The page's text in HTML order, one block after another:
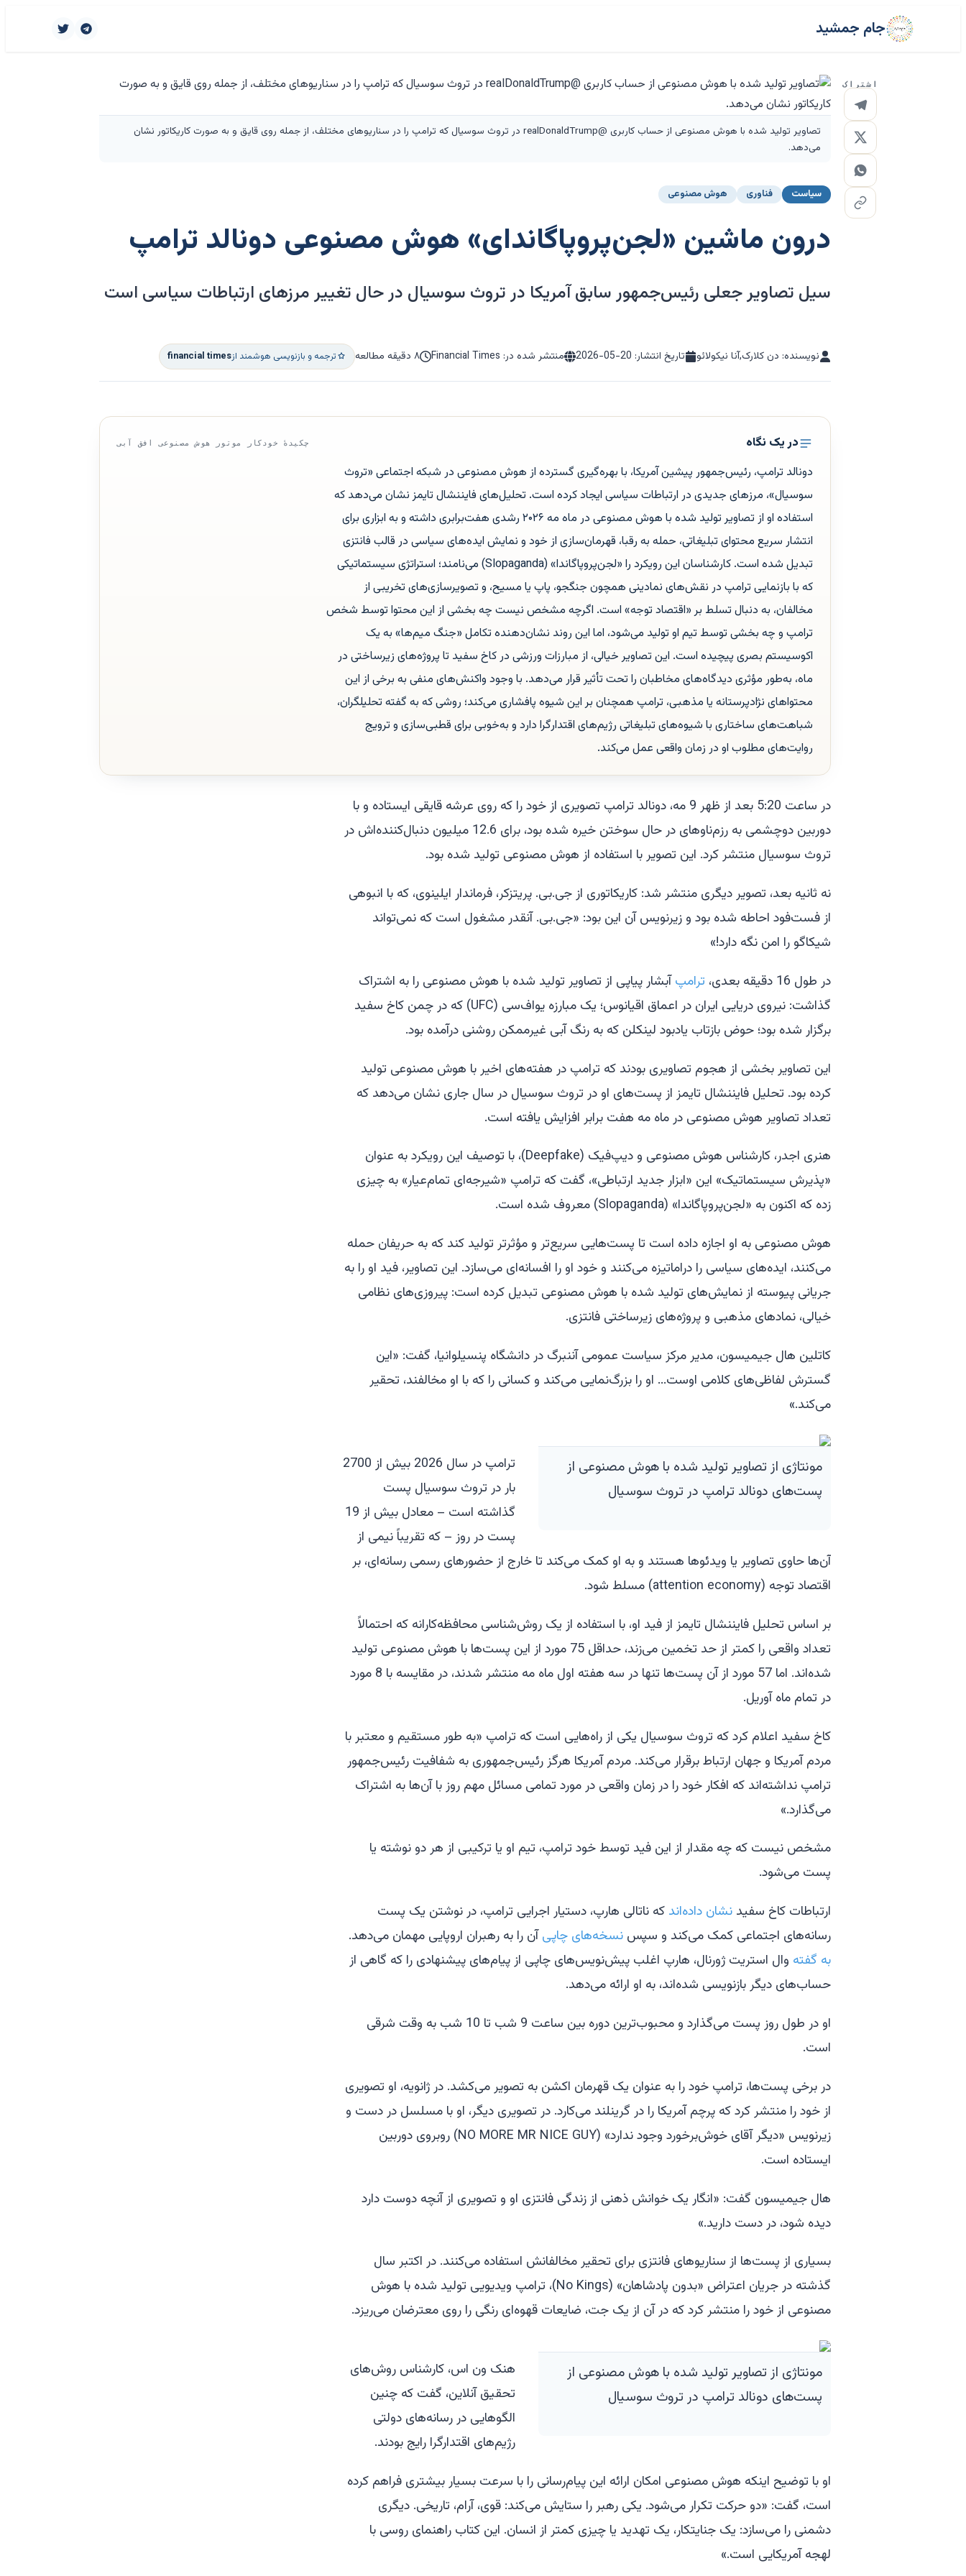
جام جمشید
اشتراک
تصاویر تولید شده با هوش مصنوعی از حساب کاربری @realDonaldTrump در تروث سوسیال که ترامپ را در سناریوهای مختلف، از جمله روی قایق و به صورت کاریکاتور نشان
می‌دهد.
سیاست فناوری هوش مصنوعی
درون ماشین «لجن‌پروپاگاندای» هوش مصنوعی دونالد ترامپ
سیل تصاویر جعلی رئیس‌جمهور سابق آمریکا در تروث سوسیال در حال تغییر مرزهای ارتباطات سیاسی است
نویسنده: دن کلارک,آنا نیکولائو تاریخ انتشار: 2026-05-20 منتشر شده در: Financial Times ۸ دقیقه مطالعه ترجمه و بازنویسی هوشمند ازfinancial times
در یک نگاه چکیدهٔ خودکار موتور هوش مصنوعی افق آبی
دونالد ترامپ، رئیس‌جمهور پیشین آمریکا، با بهره‌گیری گسترده از هوش مصنوعی در شبکه اجتماعی «تروث
سوسیال»، مرزهای جدیدی در ارتباطات سیاسی ایجاد کرده است. تحلیل‌های فایننشال تایمز نشان می‌دهد که
استفاده او از تصاویر تولید شده با هوش مصنوعی در ماه مه ۲۰۲۶ رشدی هفت‌برابری داشته و به ابزاری برای
انتشار سریع محتوای تبلیغاتی، حمله به رقبا، قهرمان‌سازی از خود و نمایش ایده‌های سیاسی در قالب فانتزی
تبدیل شده است. کارشناسان این رویکرد را «لجن‌پروپاگاندا» (Slopaganda) می‌نامند؛ استراتژی سیستماتیکی
که با بازنمایی ترامپ در نقش‌های نمادینی همچون جنگجو، پاپ یا مسیح، و تصویرسازی‌های تخریبی از
مخالفان، به دنبال تسلط بر «اقتصاد توجه» است. اگرچه مشخص نیست چه بخشی از این محتوا توسط شخص
ترامپ و چه بخشی توسط تیم او تولید می‌شود، اما این روند نشان‌دهنده تکامل «جنگ میم‌ها» به یک
اکوسیستم بصری پیچیده است. این تصاویر خیالی، از مبارزات ورزشی در کاخ سفید تا پروژه‌های زیرساختی در
ماه، به‌طور مؤثری دیدگاه‌های مخاطبان را تحت تأثیر قرار می‌دهد. با وجود واکنش‌های منفی به برخی از این
محتواهای نژادپرستانه یا مذهبی، ترامپ همچنان بر این شیوه پافشاری می‌کند؛ روشی که به گفته تحلیلگران،
شباهت‌های ساختاری با شیوه‌های تبلیغاتی رژیم‌های اقتدارگرا دارد و به‌خوبی برای قطبی‌سازی و ترویج
روایت‌های مطلوب او در زمان واقعی عمل می‌کند.
در ساعت 5:20 بعد از ظهر 9 مه، دونالد ترامپ تصویری از خود را که روی عرشه قایقی ایستاده و با
دوربین دوچشمی به رزم‌ناوهای در حال سوختن خیره شده بود، برای 12.6 میلیون دنبال‌کننده‌اش در
تروث سوسیال منتشر کرد. این تصویر با استفاده از هوش مصنوعی تولید شده بود.
نه ثانیه بعد، تصویر دیگری منتشر شد: کاریکاتوری از جی.بی. پریتزکر، فرماندار ایلینوی، که با انبوهی
از فست‌فود احاطه شده بود و زیرنویس آن این بود: «جی.بی. آنقدر مشغول است که نمی‌تواند
شیکاگو را امن نگه دارد!»
در طول 16 دقیقه بعدی،
ترامپآبشار پیاپی از تصاویر تولید شده با هوش مصنوعی را به اشتراک
گذاشت: نیروی دریایی ایران در اعماق اقیانوس؛ یک مبارزه یواف‌سی (UFC) که در چمن کاخ سفید
برگزار شده بود؛ حوض بازتاب یادبود لینکلن که به رنگ آبی غیرممکن روشنی درآمده بود.
این تصاویر بخشی از هجوم تصاویری بودند که ترامپ در هفته‌های اخیر با هوش مصنوعی تولید
کرده بود. تحلیل فایننشال تایمز از پست‌های او در تروث سوسیال در سال جاری نشان می‌دهد که
تعداد تصاویر هوش مصنوعی در ماه مه هفت برابر افزایش یافته است.
هنری اجدر، کارشناس هوش مصنوعی و دیپ‌فیک (Deepfake)، با توصیف این رویکرد به عنوان
«پذیرش سیستماتیک» این «ابزار جدید ارتباطی»، گفت که ترامپ «شیرجه‌ای تمام‌عیار» به چیزی
زده که اکنون به «لجن‌پروپاگاندا» (Slopaganda) معروف شده است.
هوش مصنوعی به او اجازه داده است تا پست‌هایی سریع‌تر و مؤثرتر تولید کند که به حریفان حمله
می‌کنند، ایده‌های سیاسی را دراماتیزه می‌کنند و خود او را افسانه‌ای می‌سازد. این تصاویر، فید او را به
جریانی پیوسته از نمایش‌های تولید شده با هوش مصنوعی تبدیل کرده است: پیروزی‌های نظامی
خیالی، نمادهای مذهبی و پروژه‌های زیرساختی فانتزی.
کاتلین هال جیمیسون، مدیر مرکز سیاست عمومی آننبرگ در دانشگاه پنسیلوانیا، گفت: «این
گسترش لفاظی‌های کلامی اوست... او را بزرگ‌نمایی می‌کند و کسانی را که با او مخالفند، تحقیر
می‌کند.»
مونتاژی از تصاویر تولید شده با هوش مصنوعی از
پست‌های دونالد ترامپ در تروث سوسیال
ترامپ در سال 2026 بیش از 2700
بار در تروث سوسیال پست
گذاشته است – معادل بیش از 19
پست در روز – که تقریباً نیمی از
آن‌ها حاوی تصاویر یا ویدئوها هستند و به او کمک می‌کند تا خارج از حضورهای رسمی رسانه‌ای، بر
اقتصاد توجه (attention economy) مسلط شود.
بر اساس تحلیل فایننشال تایمز از فید او، با استفاده از یک روش‌شناسی محافظه‌کارانه که احتمالاً
تعداد واقعی را کمتر از حد تخمین می‌زند، حداقل 75 مورد از این پست‌ها با هوش مصنوعی تولید
شده‌اند. اما 57 مورد از آن پست‌ها تنها در سه هفته اول ماه مه منتشر شدند، در مقایسه با 8 مورد
در تمام ماه آوریل.
کاخ سفید اعلام کرد که تروث سوسیال یکی از راه‌هایی است که ترامپ «به طور مستقیم و معتبر با
مردم آمریکا و جهان ارتباط برقرار می‌کند. مردم آمریکا هرگز رئیس‌جمهوری به شفافیت رئیس‌جمهور
ترامپ نداشته‌اند که افکار خود را در زمان واقعی در مورد تمامی مسائل مهم روز با آن‌ها به اشتراک
می‌گذارد.»
مشخص نیست که چه مقدار از این فید توسط خود ترامپ، تیم او یا ترکیبی از هر دو نوشته یا
پست می‌شود.
ارتباطات کاخ سفید نشان داده‌اند که ناتالی هارپ، دستیار اجرایی ترامپ، در نوشتن یک پست
رسانه‌های اجتماعی کمک می‌کند و سپس نسخه‌های چاپیآن را به رهبران اروپایی مهمان می‌دهد.
به گفته وال استریت ژورنال، هارپ اغلب پیش‌نویس‌های چاپی از پیام‌های پیشنهادی را که گاهی از
حساب‌های دیگر بازنویسی شده‌اند، به او ارائه می‌دهد.
او در طول روز پست می‌گذارد و محبوب‌ترین دوره بین ساعت 9 شب تا 10 شب به وقت شرقی
است.
در برخی پست‌ها، ترامپ خود را به عنوان یک قهرمان اکشن به تصویر می‌کشد. در ژانویه، او تصویری
از خود را منتشر کرد که پرچم آمریکا را در گرینلند می‌کارد. در تصویری دیگر، او با مسلسل در دست و
زیرنویس «دیگر آقای خوش‌برخورد وجود ندارد» (NO MORE MR NICE GUY) روبروی دوربین
ایستاده است.
هال جیمیسون گفت: «انگار یک خوانش ذهنی از زندگی فانتزی او و تصویری از آنچه دوست دارد
دیده شود، در دست دارید.»
بسیاری از پست‌ها از سناریوهای فانتزی برای تحقیر مخالفانش استفاده می‌کنند. در اکتبر سال
گذشته در جریان اعتراض «بدون پادشاهان» (No Kings)، ترامپ ویدیویی تولید شده با هوش
مصنوعی از خود را منتشر کرد که در آن از یک جت، ضایعات قهوه‌ای رنگی را روی معترضان می‌ریزد.
مونتاژی از تصاویر تولید شده با هوش مصنوعی از
پست‌های دونالد ترامپ در تروث سوسیال
هنک ون اس، کارشناس روش‌های
تحقیق آنلاین، گفت که چنین
الگوهایی در رسانه‌های دولتی
رژیم‌های اقتدارگرا رایج بودند.
او با توضیح اینکه هوش مصنوعی امکان ارائه این پیام‌رسانی را با سرعت بسیار بیشتری فراهم کرده
است، گفت: «دو حرکت تکرار می‌شود. یکی رهبر را ستایش می‌کند: قوی، آرام، تاریخی. دیگری
دشمنی را می‌سازد: یک جنایتکار، یک تهدید یا چیزی کمتر از انسان. این کتاب راهنمای روسی با
لهجه آمریکایی است.»